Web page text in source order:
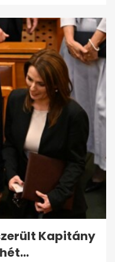
Kapitány